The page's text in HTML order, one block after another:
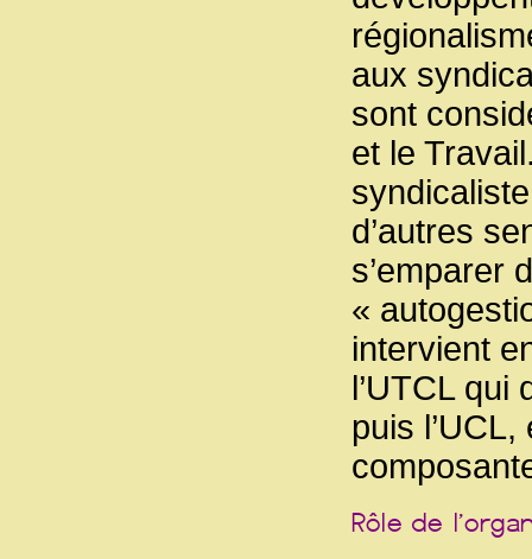
aux
sont
et le
d’autres
s’emparer
«
intervient
l’UTCL qui
puis